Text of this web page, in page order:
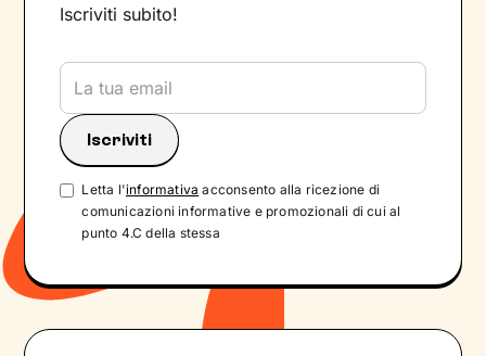
Iscriviti subito!
Letta l'informativa acconsento alla ricezione di
comunicazioni informative e promozionali di cui al
punto 4.C della stessa